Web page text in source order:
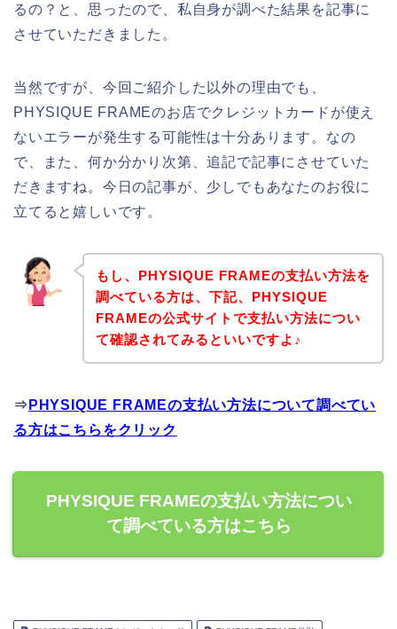
るの？と、思ったので、私自身が調べた結果を記事に
させていただきました。
当然ですが、今回ご紹介した以外の理由でも、
PHYSIQUE FRAMEのお店でクレジットカードが使え
ないエラーが発生する可能性は十分あります。なの
で、また、何か分かり次第、追記で記事にさせていた
だきますね。今日の記事が、少しでもあなたのお役に
立てると嬉しいです。
もし、PHYSIQUE FRAMEの支払い方法を
調べている方は、下記、PHYSIQUE
FRAMEの公式サイトで支払い方法につい
て確認されてみるといいですよ♪
⇒ PHYSIQUE FRAMEの支払い方法について調べてい
る方はこちらをクリック
PHYSIQUE FRAMEの支払い方法につい
て調べている方はこちら